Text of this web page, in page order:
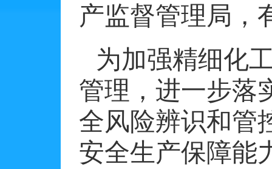
产监督管理局，
为加强精细化
管理，进一步落
全风险辨识和管
安全生产保障能